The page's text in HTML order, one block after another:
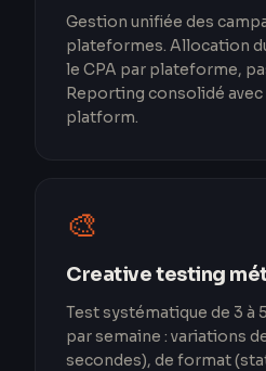
Gestion unifiée des
plateformes. Allocation
le CPA par plateforme,
Reporting consolidé
platform.
🎨
Creative testing
Test systématique de 3 à
par semaine : variations
secondes), de format